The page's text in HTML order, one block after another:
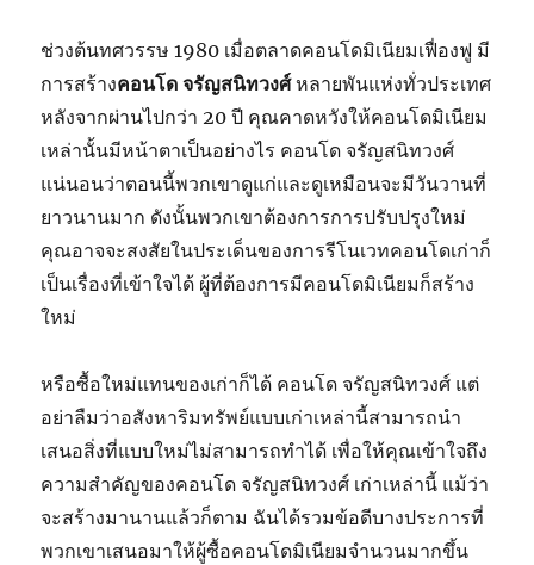
ช่วงต้นทศวรรษ 1980 เมื่อตลาดคอนโดมิเนียมเฟื่องฟู มี
การสร้างคอนโด จรัญสนิทวงศ์หลายพันแห่งทั่วประเทศ
หลังจากผ่านไปกว่า 20 ปี คุณคาดหวังให้คอนโดมิเนียม
เหล่านั้นมีหน้าตาเป็นอย่างไร คอนโด จรัญสนิทวงศ์
แน่นอนว่าตอนนี้พวกเขาดูแก่และดูเหมือนจะมีวันวานที่
ยาวนานมาก ดังนั้นพวกเขาต้องการการปรับปรุงใหม่
คุณอาจจะสงสัยในประเด็นของการรีโนเวทคอนโดเก่าก็
เป็นเรื่องที่เข้าใจได้ ผู้ที่ต้องการมีคอนโดมิเนียมก็สร้าง
ใหม่
หรือซื้อใหม่แทนของเก่าก็ได้ คอนโด จรัญสนิทวงศ์ แต่
อย่าลืมว่าอสังหาริมทรัพย์แบบเก่าเหล่านี้สามารถนำ
เสนอสิ่งที่แบบใหม่ไม่สามารถทำได้ เพื่อให้คุณเข้าใจถึง
ความสำคัญของคอนโด จรัญสนิทวงศ์ เก่าเหล่านี้ แม้ว่า
จะสร้างมานานแล้วก็ตาม ฉันได้รวมข้อดีบางประการที่
พวกเขาเสนอมาให้ผู้ซื้อคอนโดมิเนียมจำนวนมากขึ้น